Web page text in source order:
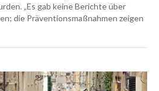
„Es gab keine Berichte über
die Präventionsmaßnahmen zeigen